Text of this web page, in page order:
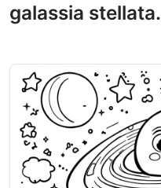
galassia stellata.